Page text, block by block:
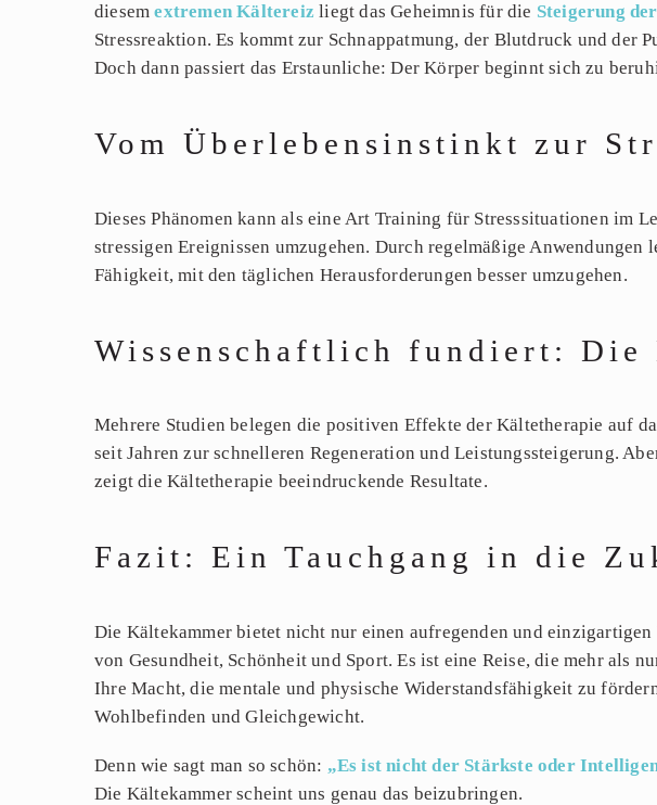
diesemextremen Kältereiz liegt das Geheimnis für die Steigerung
Stressreaktion. Es kommt zur Schnappatmung, der Blutdruck und der
Doch dann passiert das Erstaunliche: Der Körper beginnt sich zu
Vom Überlebensinstinkt zur
Dieses Phänomen kann als eine Art Training für Stresssituationen im
stressigen Ereignissen umzugehen. Durch regelmäßige
Fähigkeit, mit den täglichen Herausforderungen besser umzugehen.
Wissenschaftlich fundiert: Die
Mehrere Studien belegen die positiven Effekte der Kältetherapie auf
seit Jahren zur schnelleren Regeneration und Leistungssteigerung.
zeigt die Kältetherapie beeindruckende Resultate.
Fazit: Ein Tauchgang in die
Die Kältekammer bietet nicht nur einen aufregenden und
von Gesundheit, Schönheit und Sport. Es ist eine Reise, die mehr als
Ihre Macht, die mentale und physische Widerstandsfähigkeit zu
Wohlbefinden und Gleichgewicht.
Denn wie sagt man so schön: „Es ist nicht der Stärkste oder
Die Kältekammer scheint uns genau das beizubringen.